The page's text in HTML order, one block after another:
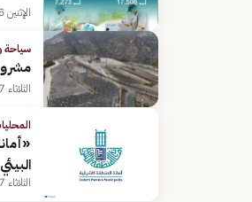
الإثنين 6 يوليو 2026
سياحة
الثلاثاء 7 يوليو 2026
الثلاثاء 7 يوليو 2026